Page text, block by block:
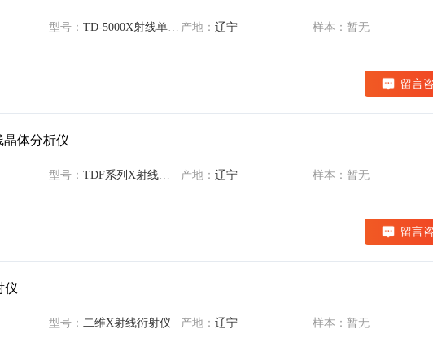
型号： TD-5000X射线单晶衍射仪 产地： 辽宁 样本：暂无
留言
体分析仪
型号： TDF系列X射线晶体分析仪 产地： 辽宁 样本：暂无
留言
仪
型号： 二维X射线衍射仪 产地： 辽宁 样本：暂无